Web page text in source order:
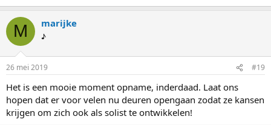
M marijke
♪
26 mei 2019 #19
Het is een mooie moment opname, inderdaad. Laat ons
hopen dat er voor velen nu deuren opengaan zodat ze kansen
krijgen om zich ook als solist te ontwikkelen!